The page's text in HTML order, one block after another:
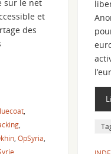
sur le net
et
des
OpSyria